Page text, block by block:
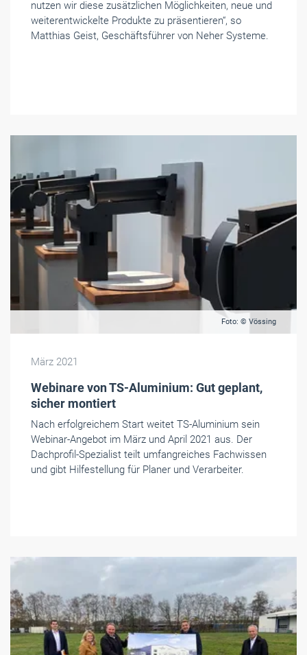
nutzen wir diese zusätzlichen Möglichkeiten, neue und
weiterentwickelte Produkte zu präsentieren“, so
Matthias Geist, Geschäftsführer von Neher Systeme.
Foto: © Vössing
März 2021
Webinare von TS-Aluminium: Gut geplant,
sicher montiert
Nach erfolgreichem Start weitet TS-Aluminium sein
Webinar-Angebot im März und April 2021 aus. Der
Dachprofil-Spezialist teilt umfangreiches Fachwissen
und gibt Hilfestellung für Planer und Verarbeiter.